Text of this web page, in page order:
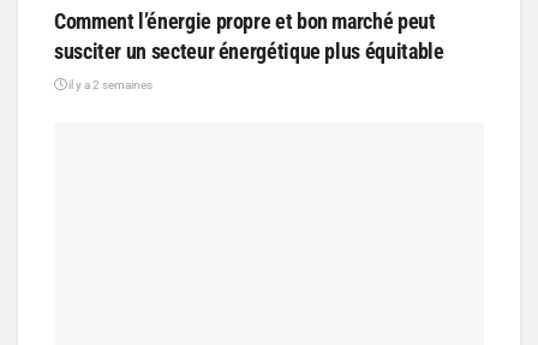
Comment l’énergie propre et bon marché peut
susciter un secteur énergétique plus équitable
il y a 2 semaines